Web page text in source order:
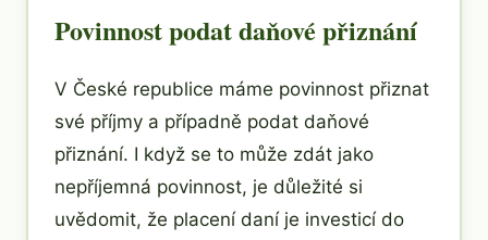
Povinnost podat daňové přiznání
V České republice máme povinnost přiznat
své příjmy a případně podat daňové
přiznání. I když se to může zdát jako
nepříjemná povinnost, je důležité si
uvědomit, že placení daní je investicí do